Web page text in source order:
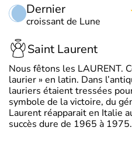
Dernier
croissant de Lune
Saint Laurent
Nous fêtons les LAURENT.
laurier » en latin. Dans
lauriers étaient tressées
symbole de la victoire, du
Laurent réapparait en Italie
succès dure de 1965 à